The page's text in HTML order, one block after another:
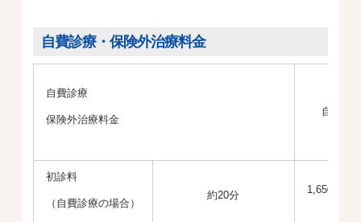
自費診療・保険外治療料金
自費診療
保険外治療料金
自費診
初診料
（自費診療の場合）
約20分 1,650円